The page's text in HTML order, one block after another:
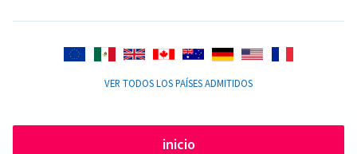
VER TODOS LOS PAÍSES ADMITIDOS
inicio